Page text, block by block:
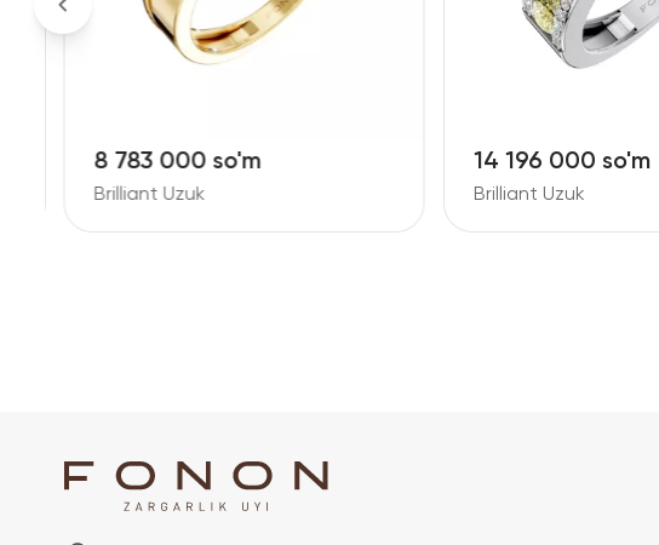
8 783 000 so'm
Brilliant Uzuk
14 196 000 so'm
Brilliant Uzuk